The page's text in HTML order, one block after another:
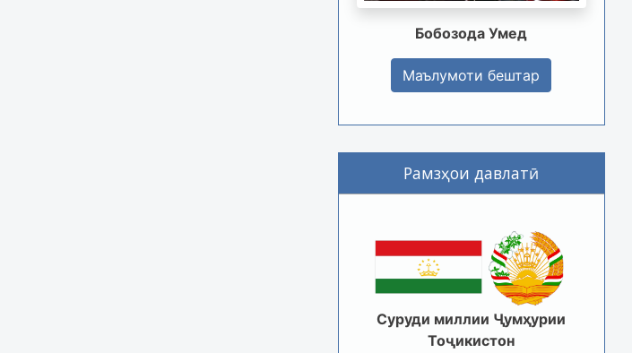
Бобозода Умед
Маълумоти бештар
Рамзҳои давлатӣ
Суруди миллии Ҷумҳурии
Тоҷикистон